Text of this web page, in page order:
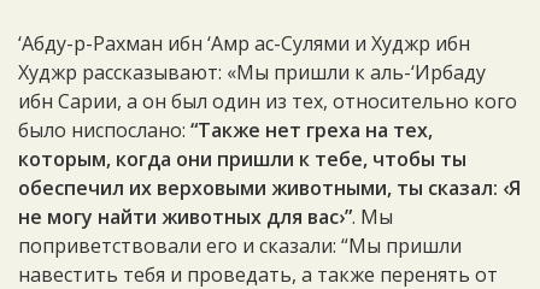
‘Абду-р-Рахман ибн ‘Амр ас-Сулями и Худжр ибн
Худжр рассказывают: «Мы пришли к аль-‘Ирбаду
ибн Сарии, а он был один из тех, относительно кого
было ниспослано: “Также нет греха на тех,
которым, когда они пришли к тебе, чтобы ты
обеспечил их верховыми животными, ты сказал: ‹Я
не могу найти животных для вас›”. Мы
поприветствовали его и сказали: “Мы пришли
навестить тебя и проведать, а также перенять от